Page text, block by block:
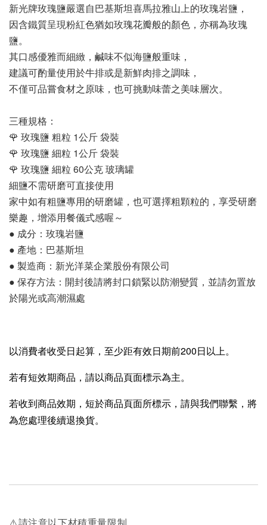
新光牌玫瑰鹽嚴選自巴基斯坦喜馬拉雅山上的玫瑰岩鹽，
因含鐵質呈現粉紅色猶如玫瑰花瓣般的顏色，亦稱為玫瑰
鹽。
其口感優雅而細緻，鹹味不似海鹽般重味，
建議可酌量使用於牛排或是新鮮肉排之調味，
不僅可品嘗食材之原味，也可挑動味蕾之美味層次。
三種規格：
🌹 玫瑰鹽 粗粒 1公斤 袋裝
🌹 玫瑰鹽 細粒 1公斤 袋裝
🌹 玫瑰鹽 細粒 60公克 玻璃罐
細鹽不需研磨可直接使用
家中如有粗鹽專用的研磨罐，也可選擇粗顆粒的，享受研磨
樂趣，增添用餐儀式感喔～
● 成分：玫瑰岩鹽
● 產地：巴基斯坦
● 製造商：新光洋菜企業股份有限公司
● 保存方法：開封後請將封口鎖緊以防潮變質，並請勿置放
於陽光或高潮濕處
以消費者收受日起算，至少距有效日期前200日以上。
若有短效期商品，請以商品頁面標示為主。
若收到商品效期，短於商品頁面所標示，請與我們聯繫，將
為您處理後續退換貨。